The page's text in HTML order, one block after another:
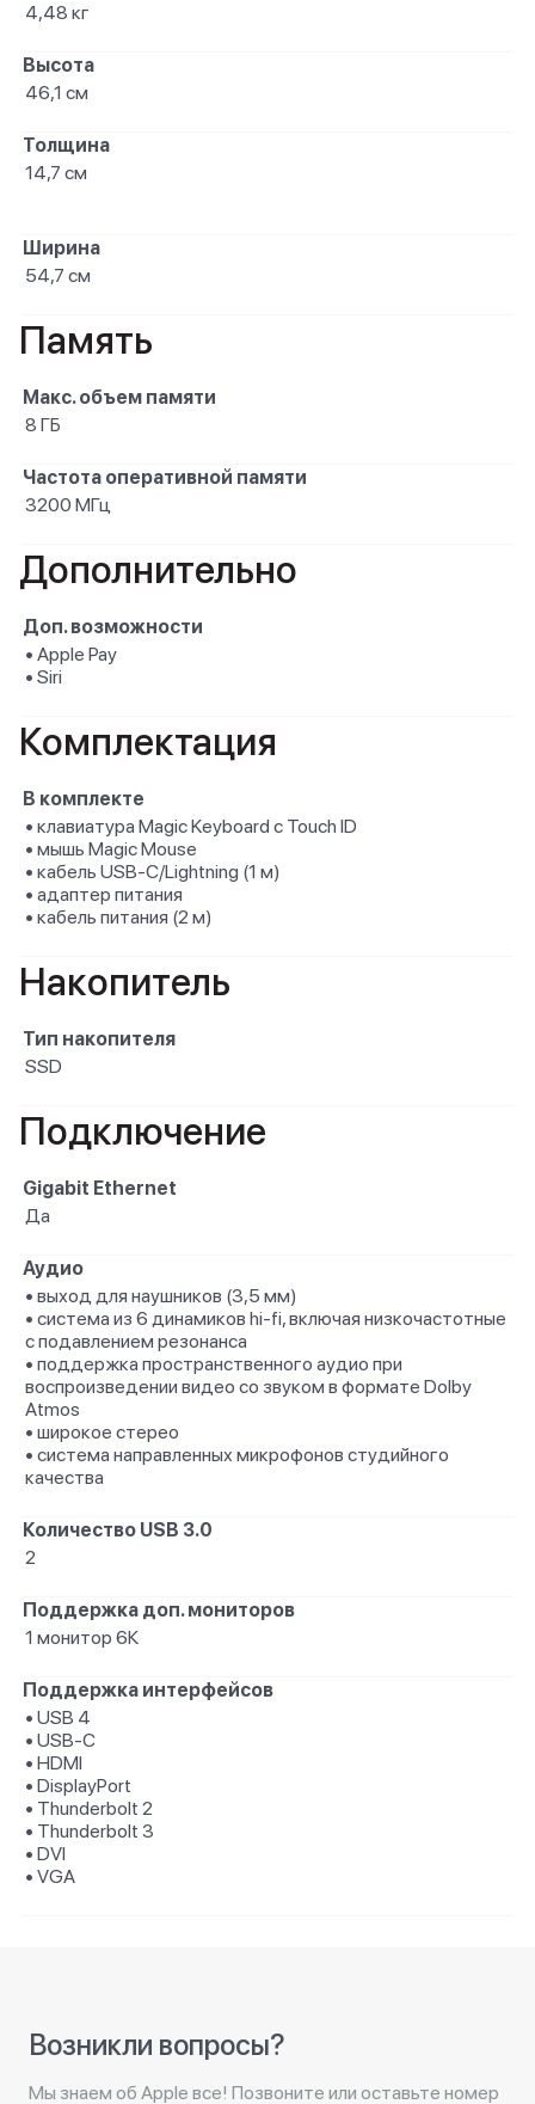
4,48 кг
Высота
46,1 см
Толщина
14,7 см
Ширина
54,7 см
Память
Макс. объем памяти
8 ГБ
Частота оперативной памяти
3200 МГц
Дополнительно
Доп. возможности
• Apple Pay
• Siri
Комплектация
В комплекте
• клавиатура Magic Keyboard с Touch ID
• мышь Magic Mouse
• кабель USB-C/Lightning (1 м)
• адаптер питания
• кабель питания (2 м)
Накопитель
Тип накопителя
SSD
Подключение
Gigabit Ethernet
Да
Аудио
• выход для наушников (3,5 мм)
• система из 6 динамиков hi-fi, включая низкочастотные
с подавлением резонанса
• поддержка пространственного аудио при
воспроизведении видео со звуком в формате Dolby
Atmos
• широкое стерео
• система направленных микрофонов студийного
качества
Количество USB 3.0
2
Поддержка доп. мониторов
1 монитор 6К
Поддержка интерфейсов
• USB 4
• USB-C
• HDMI
• DisplayPort
• Thunderbolt 2
• Thunderbolt 3
• DVI
• VGA
Возникли вопросы?
Мы знаем об Apple все! Позвоните или оставьте номер